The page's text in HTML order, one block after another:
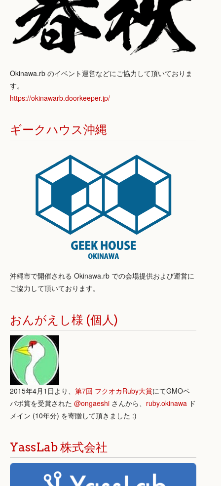
Okinawa.rb のイベント運営などにご協力して頂いておりま
す。
https://okinawarb.doorkeeper.jp/
ギークハウス沖縄
沖縄市で開催される Okinawa.rb での会場提供および運営に
ご協力して頂いております。
おんがえし様 (個人)
2015年4月1日より、 第7回 フクオカRuby大賞にてGMOペ
パボ賞を受賞された @ongaeshi さんから、 ruby.okinawa ド
メイン (10年分) を寄贈して頂きました :)
YassLab 株式会社